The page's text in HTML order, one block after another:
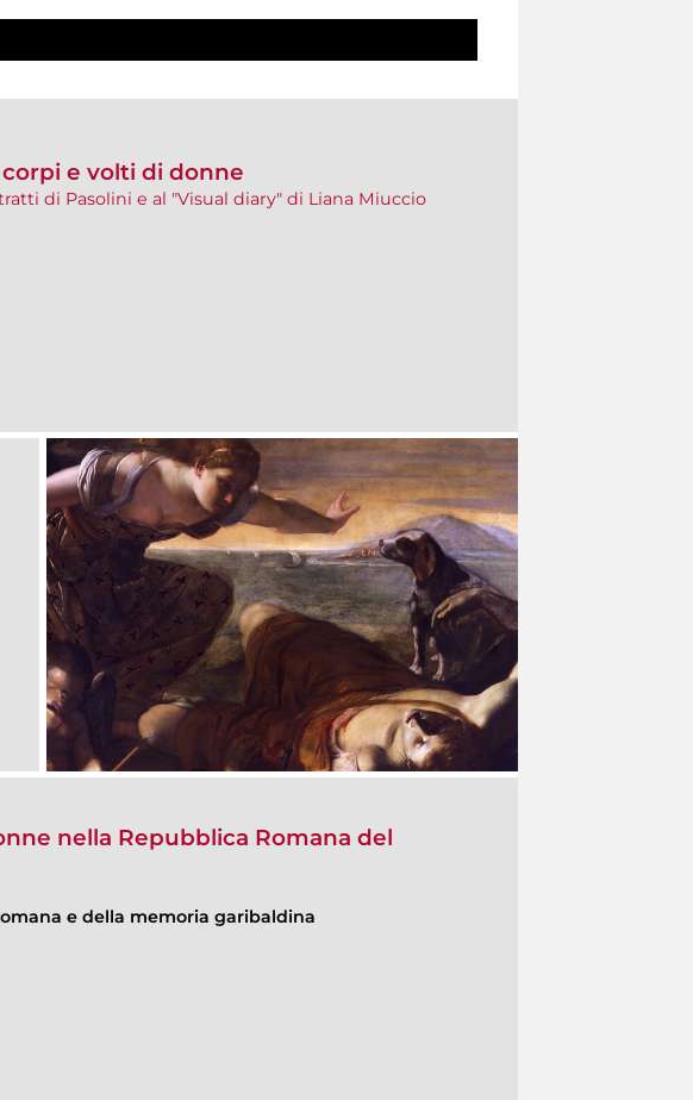
e volti di donne
di Pasolini e al "Visual diary" di Liana Miuccio
nella Repubblica Romana del
e della memoria garibaldina